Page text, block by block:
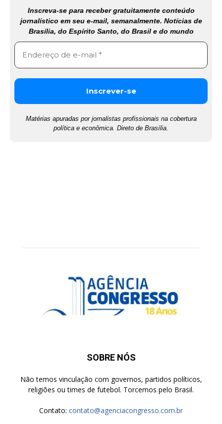
Inscreva-se para receber gratuitamente conteúdo
jornalístico em seu e-mail, semanalmente. Notícias de
Brasília, do Espírito Santo, do Brasil e do mundo
Matérias apuradas por jornalistas profissionais na cobertura
política e econômica. Direto de Brasília.
SOBRE NÓS
Não temos vinculação com governos, partidos políticos,
religiões ou times de futebol. Torcemos pelo Brasil.
Contato: contato@agenciacongresso.com.br